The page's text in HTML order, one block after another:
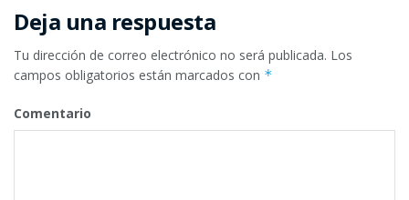
Deja una respuesta
Tu dirección de correo electrónico no será publicada. Los
campos obligatorios están marcados con *
Comentario